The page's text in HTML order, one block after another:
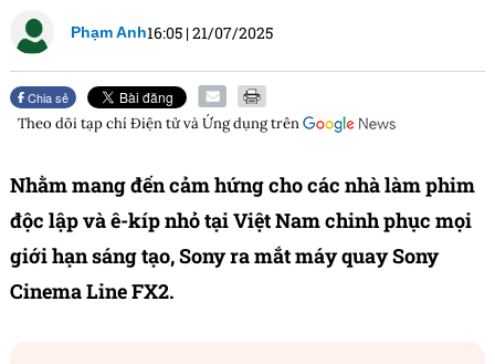
Phạm Anh16:05 |21/07/2025
Chia sẻ
Theo dõi tạp chíĐiện tử và Ứng dụngtrên
Nhằm mang đến cảm hứng cho các nhà làm phim
độc lập và ê-kíp nhỏ tại Việt Nam chinh phục mọi
giới hạn sáng tạo, Sony ra mắt máy quay Sony
Cinema Line FX2.